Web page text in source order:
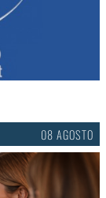
08 AGOSTO